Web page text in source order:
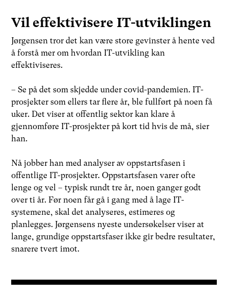
Vil effektivisere IT-utviklingen
Jørgensen tror det kan være store gevinster å hente ved
å forstå mer om hvordan IT-utvikling kan
effektiviseres.
– Se på det som skjedde under covid-pandemien. IT-
prosjekter som ellers tar flere år, ble fullført på noen få
uker. Det viser at offentlig sektor kan klare å
gjennomføre IT-prosjekter på kort tid hvis de må, sier
han.
Nå jobber han med analyser av oppstartsfasen i
offentlige IT-prosjekter. Oppstartsfasen varer ofte
lenge og vel – typisk rundt tre år, noen ganger godt
over ti år. Før noen får gå i gang med å lage IT-
systemene, skal det analyseres, estimeres og
planlegges. Jørgensens nyeste undersøkelser viser at
lange, grundige oppstartsfaser ikke gir bedre resultater,
snarere tvert imot.